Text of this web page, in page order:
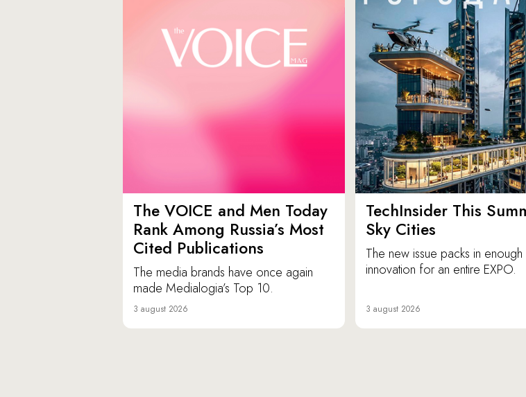
The VOICE and Men Today
Rank Among Russia’s Most
Cited Publications
The media brands have once again
made Medialogia’s Top 10.
3 august 2026
TechInsider This
Sky Cities
The new issue packs in enough
innovation for an entire EXPO.
3 august 2026